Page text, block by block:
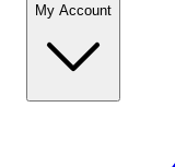
My Account